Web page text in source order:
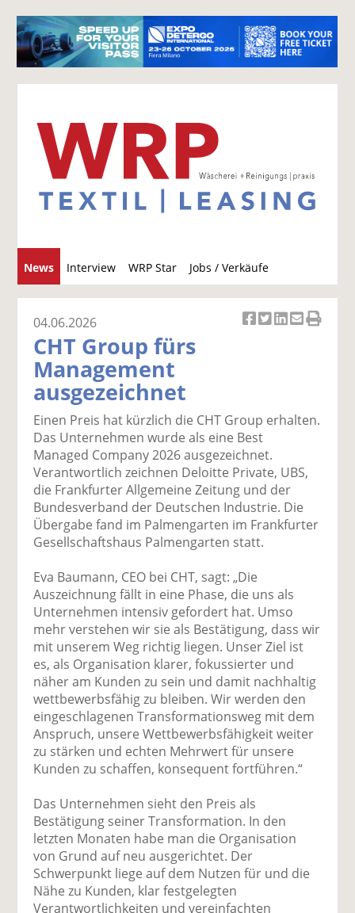
News Interview WRP Star Jobs / Verkäufe
u
c
uf
F
ac
e
b
o
o
k
il
e
n
wi
tt
er
n
uf
k
e
di
n
n
er
ai
l
v
er
e
n
ru
n
04.06.2026
CHT Group fürs
Management
ausgezeichnet
Einen Preis hat kürzlich die CHT Group erhalten.
Das Unternehmen wurde als eine Best
Managed Company 2026 ausgezeichnet.
Verantwortlich zeichnen Deloitte Private, UBS,
die Frankfurter Allgemeine Zeitung und der
Bundesverband der Deutschen Industrie. Die
Übergabe fand im Palmengarten im Frankfurter
Gesellschaftshaus Palmengarten statt.
Eva Baumann, CEO bei CHT, sagt: „Die
Auszeichnung fällt in eine Phase, die uns als
Unternehmen intensiv gefordert hat. Umso
mehr verstehen wir sie als Bestätigung, dass wir
mit unserem Weg richtig liegen. Unser Ziel ist
es, als Organisation klarer, fokussierter und
näher am Kunden zu sein und damit nachhaltig
wettbewerbsfähig zu bleiben. Wir werden den
eingeschlagenen Transformationsweg mit dem
Anspruch, unsere Wettbewerbsfähigkeit weiter
zu stärken und echten Mehrwert für unsere
Kunden zu schaffen, konsequent fortführen.“
Das Unternehmen sieht den Preis als
Bestätigung seiner Transformation. In den
letzten Monaten habe man die Organisation
von Grund auf neu ausgerichtet. Der
Schwerpunkt liege auf dem Nutzen für und die
Nähe zu Kunden, klar festgelegten
Verantwortlichkeiten und vereinfachten